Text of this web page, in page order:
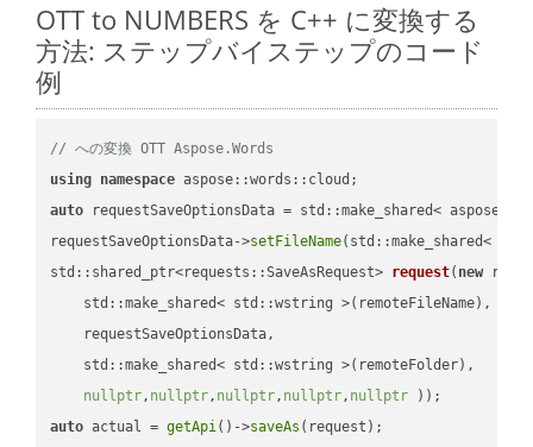
OTT to NUMBERS を C++ に変換する
方法: ステップバイステップのコード
例
// への変換 OTT Aspose.Words
using namespace
auto requestSaveOptionsData = std::make_shared<
requestSaveOptionsData->setFileName(std::make_shared<
std::shared_ptr<requests::SaveAsRequest> request( new
    std::make_shared< std::wstring >(remoteFileName),
    requestSaveOptionsData,
    std::make_shared< std::wstring >(remoteFolder),
nullptr, nullptr, nullptr, nullptr, nullptr ))
auto actual = getApi()->saveAs (request);